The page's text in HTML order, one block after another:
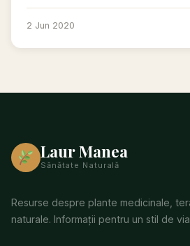
2 Jun 2020
Laur Manea
Sănătate Naturală
Resurse despre plante medicinale,
naturale. Informații pentru un stil de